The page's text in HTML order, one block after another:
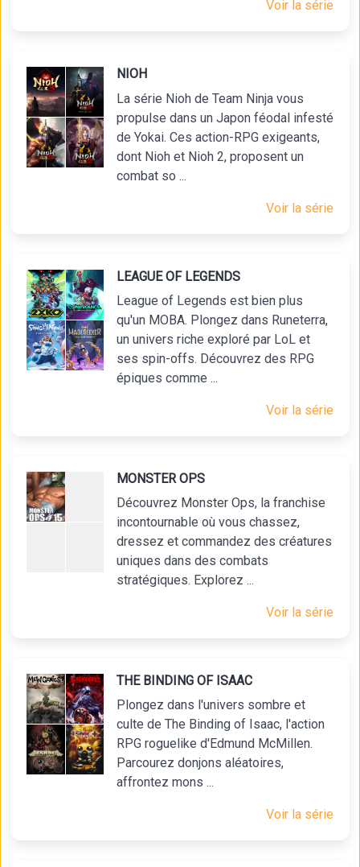
Voir la série
NIOH
La série Nioh de Team Ninja vous
propulse dans un Japon féodal infesté
de Yokai. Ces action-RPG exigeants,
dont Nioh et Nioh 2, proposent un
combat so ...
Voir la série
LEAGUE OF LEGENDS
League of Legends est bien plus
qu'un MOBA. Plongez dans Runeterra,
un univers riche exploré par LoL et
ses spin-offs. Découvrez des RPG
épiques comme ...
Voir la série
MONSTER OPS
Découvrez Monster Ops, la franchise
incontournable où vous chassez,
dressez et commandez des créatures
uniques dans des combats
stratégiques. Explorez ...
Voir la série
THE BINDING OF ISAAC
Plongez dans l'univers sombre et
culte de The Binding of Isaac, l'action
RPG roguelike d'Edmund McMillen.
Parcourez donjons aléatoires,
affrontez mons ...
Voir la série